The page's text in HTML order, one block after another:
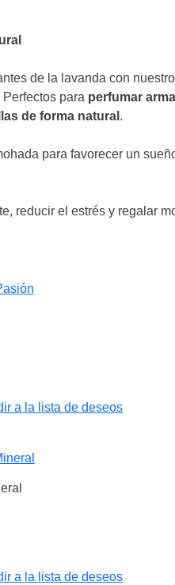
de la lavanda con
para perfumar
de forma natural .
para favorecer un
reducir el estrés y regalar
a la lista de deseos
a la lista de deseos